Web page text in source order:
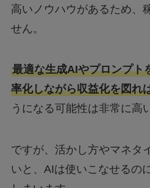
高いノウハウがあるため、
せん。
最適な生成AIやプロンプト
率化しながら収益化を図れ
うになる可能性は非常に高
ですが、活かし方やマネタ
いと、AIは使いこなせるの